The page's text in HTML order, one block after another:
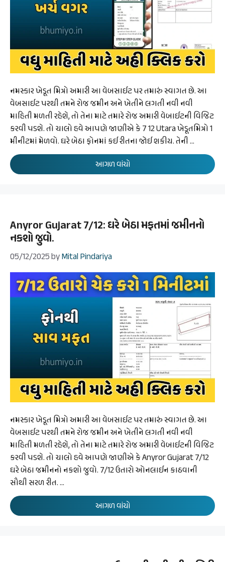
નમસ્કાર ખેડૂત મિત્રો અમારી આ વેબસાઈટ પર તમારું સ્વાગત છે. આ
વેબસાઈટ પરથી તમને રોજ જમીન અને ખેતીને લગતી નવી નવી
માહિતી મળતી રહેશે, તો તેના માટે તમારે રોજ અમારી વેબાઈટની વિજિટ
કરવી પડશે. તો ચાલો હવે આપણે જાણીએ કે 7 12 Utara ખેડૂતમિત્રો 1
મીનીટમાં મેળવો. ઘરે બેઠા ફોનમાં કઈ રીતના જોઈ શકીય. તેની …
આગળ વાંચો
Anyror Gujarat 7/12: ઘરે બેઠા મફતમાં જમીનનો
નકશો જુવો.
05/12/2025byMital Pindariya
નમસ્કાર ખેડૂત મિત્રો અમારી આ વેબસાઈટ પર તમારું સ્વાગત છે. આ
વેબસાઈટ પરથી તમને રોજ જમીન અને ખેતીને લગતી નવી નવી
માહિતી મળતી રહેશે, તો તેના માટે તમારે રોજ અમારી વેબાઈટની વિજિટ
કરવી પડશે. તો ચાલો હવે આપણે જાણીએ કે Anyror Gujarat 7/12
ઘરે બેઠા જમીનનો નકશો જુવો. 7/12 ઉતારો ઓનલાઈન કાઠવાની
સૌથી સરળ રીત. …
આગળ વાંચો